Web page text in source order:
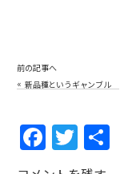
前の記事へ
« 新品種というギャンブル
F
a
T
w